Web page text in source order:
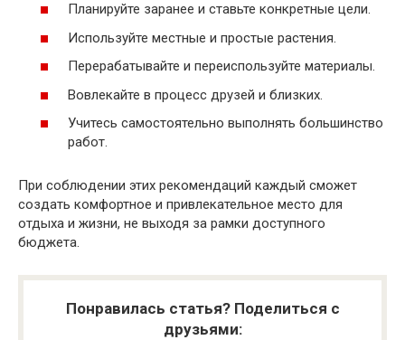
Планируйте заранее и ставьте конкретные цели.
Используйте местные и простые растения.
Перерабатывайте и переиспользуйте материалы.
Вовлекайте в процесс друзей и близких.
Учитесь самостоятельно выполнять большинство
работ.
При соблюдении этих рекомендаций каждый сможет
создать комфортное и привлекательное место для
отдыха и жизни, не выходя за рамки доступного
бюджета.
Понравилась статья? Поделиться с
друзьями: